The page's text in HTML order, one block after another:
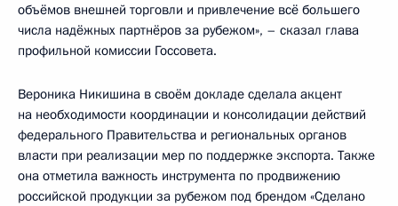
объёмов внешней торговли и привлечение всё большего
числа надёжных партнёров за рубежом», – сказал глава
профильной комиссии Госсовета.
Вероника Никишина в своём докладе сделала акцент
на необходимости координации и консолидации действий
федерального Правительства и региональных органов
власти при реализации мер по поддержке экспорта. Также
она отметила важность инструмента по продвижению
российской продукции за рубежом под брендом «Сделано